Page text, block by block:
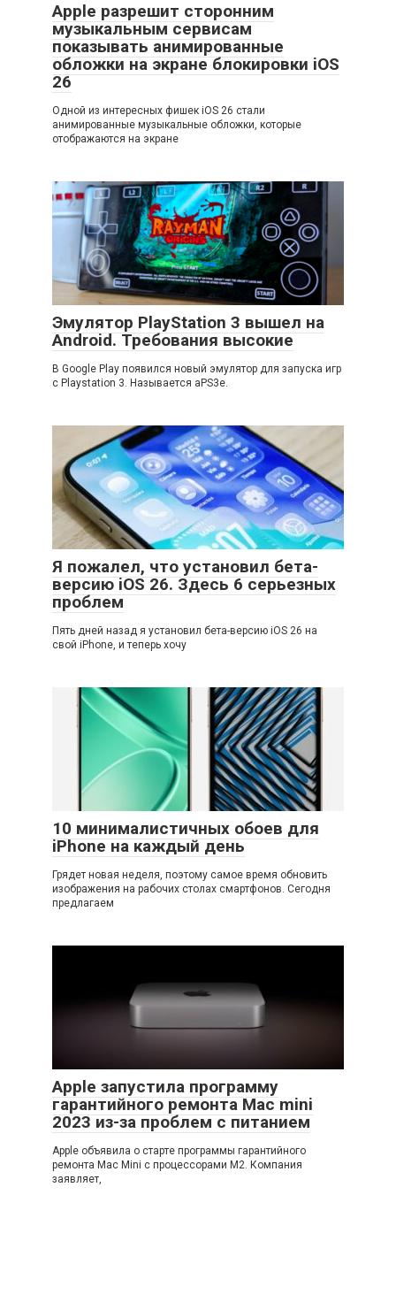
Apple разрешит сторонним
музыкальным сервисам
показывать анимированные
обложки на экране блокировки iOS
26
Одной из интересных фишек iOS 26 стали
анимированные музыкальные обложки, которые
отображаются на экране
Эмулятор PlayStation 3 вышел на
Android. Требования высокие
В Google Play появился новый эмулятор для запуска игр
с Playstation 3. Называется aPS3e.
Я пожалел, что установил бета-
версию iOS 26. Здесь 6 серьезных
проблем
Пять дней назад я установил бета-версию iOS 26 на
свой iPhone, и теперь хочу
10 минималистичных обоев для
iPhone на каждый день
Грядет новая неделя, поэтому самое время обновить
изображения на рабочих столах смартфонов. Сегодня
предлагаем
Apple запустила программу
гарантийного ремонта Mac mini
2023 из-за проблем с питанием
Apple объявила о старте программы гарантийного
ремонта Mac Mini с процессорами M2. Компания
заявляет,